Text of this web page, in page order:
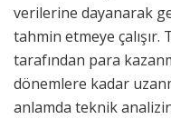
verilerine dayanarak
tahmin etmeye
tarafından para
dönemlere kadar
anlamda teknik